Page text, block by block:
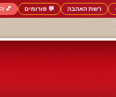
רשת האהבה 💬 פורומים 💕